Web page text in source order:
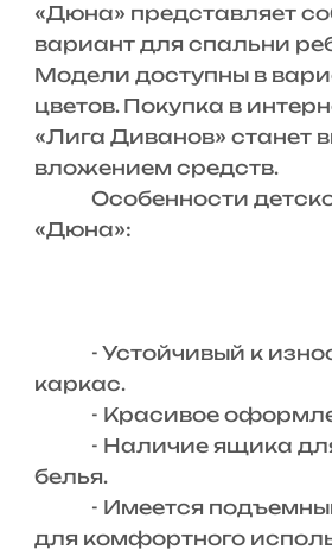
«Дюна» представляет
вариант для спальни
Модели доступны в
цветов. Покупка в
«Лига Диванов» станет
вложением средств.
Особенности
«Дюна»:
- Устойчивый к
каркас.
- Красивое
- Наличие ящика для
белья.
- Имеется
для комфортного